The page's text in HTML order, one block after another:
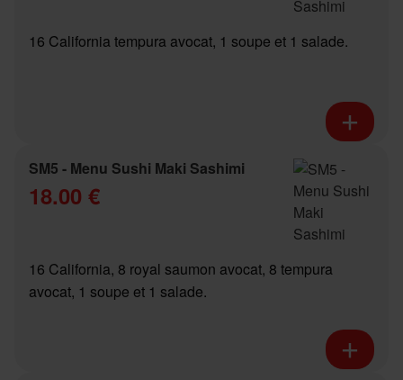
16 California tempura avocat, 1 soupe et 1 salade.
SM5 - Menu Sushi Maki Sashimi
18.00 €
16 California, 8 royal saumon avocat, 8 tempura
avocat, 1 soupe et 1 salade.